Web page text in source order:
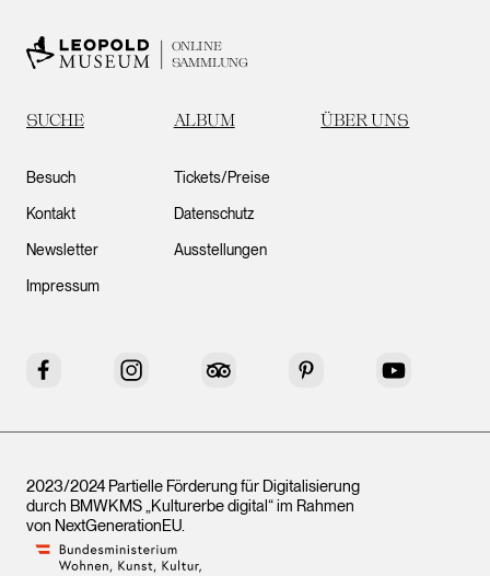
ONLINE
SAMMLUNG
SUCHE ALBUM ÜBER UNS
Besuch
Kontakt
Newsletter
Impressum
Tickets/Preise
Datenschutz
Ausstellungen
Facebook Instagram Tripadvisor Pinterest YouTube
2023/2024 Partielle Förderung für Digitalisierung
durch BMWKMS „Kulturerbe digital“ im Rahmen
von NextGenerationEU.